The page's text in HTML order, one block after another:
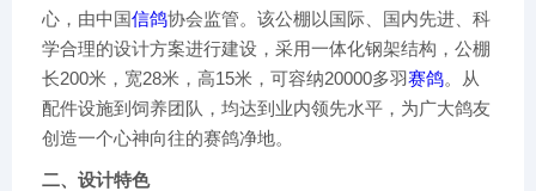
心，由中国信鸽协会监管。该公棚以国际、国内先进、科
学合理的设计方案进行建设，采用一体化钢架结构，公棚
长200米，宽28米，高15米，可容纳20000多羽赛鸽。从
配件设施到饲养团队，均达到业内领先水平，为广大鸽友
创造一个心神向往的赛鸽净地。
二、设计特色